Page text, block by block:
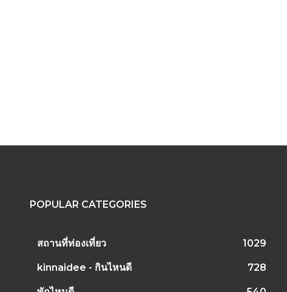
POPULAR CATEGORIES
สถานที่ท่องเที่ยว 1029
kinnaidee - กินไหนดี 728